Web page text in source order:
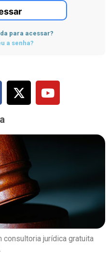
para acessar?
a senha?
consultoria jurídica gratuita